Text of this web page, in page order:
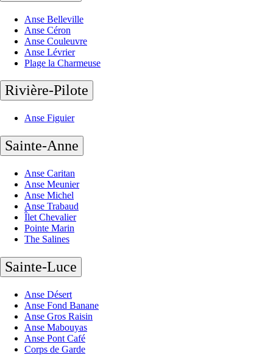
Anse Belleville
Anse Céron
Anse Couleuvre
Anse Lévrier
Plage la Charmeuse
Rivière-Pilote
Anse Figuier
Sainte-Anne
Anse Caritan
Anse Meunier
Anse Michel
Anse Trabaud
Îlet Chevalier
Pointe Marin
The Salines
Sainte-Luce
Anse Désert
Anse Fond Banane
Anse Gros Raisin
Anse Mabouyas
Anse Pont Café
Corps de Garde